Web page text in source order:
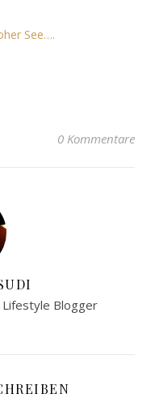
See….
0 Kommentare
Lifestyle Blogger